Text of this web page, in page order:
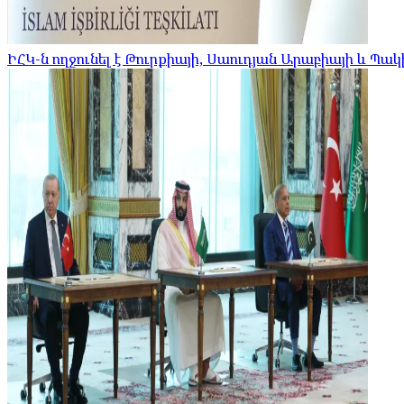
ԻՀԿ-ն ողջունել է Թուրքիայի, Սաուդյան Արաբիայի